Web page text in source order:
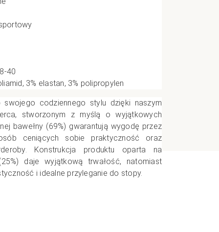
40
3% elastan, 3% polipropylen
codziennego stylu dzięki naszym
stworzonym z myślą o wyjątkowych
bawełny (69%) gwarantują wygodę przez
ceniących sobie praktyczność oraz
Konstrukcja produktu oparta na
daje wyjątkową trwałość, natomiast
i idealne przyleganie do stopy.